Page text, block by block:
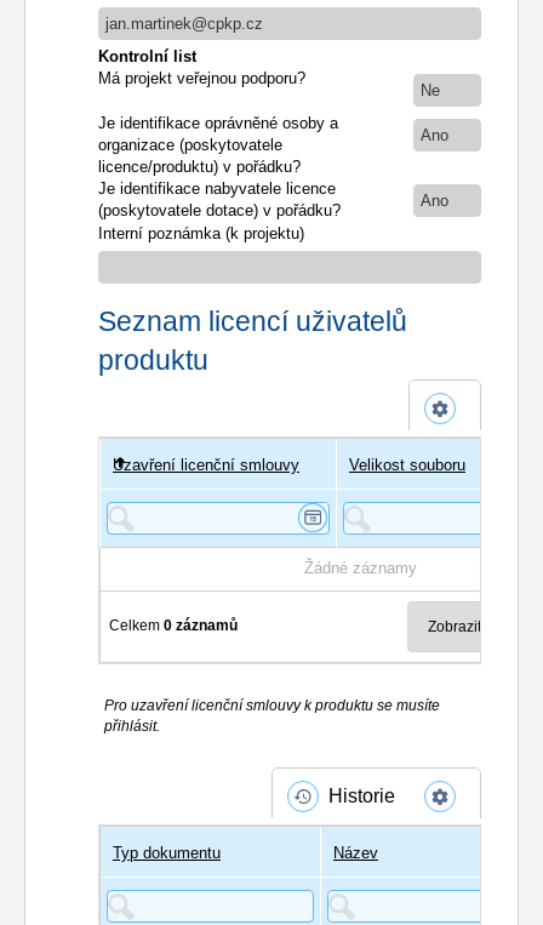
jan.martinek@cpkp.cz
Kontrolní list
Má projekt veřejnou podporu?
Ne
Je identifikace oprávněné osoby a
organizace (poskytovatele
licence/produktu) v pořádku?
Ano
Je identifikace nabyvatele licence
(poskytovatele dotace) v pořádku?
Ano
Interní poznámka (k projektu)
Seznam licencí uživatelů
produktu
Uživatel
Uzavření licenční smlouvy Velikost souboru
Žádné záznamy
Celkem0 záznamů
Pro uzavření licenční smlouvy k produktu se musíte
přihlásit.
Historie
Typ dokumentu Název